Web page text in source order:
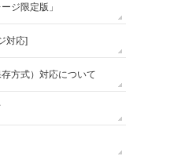
ジ限定版」
対応]
方式）対応について